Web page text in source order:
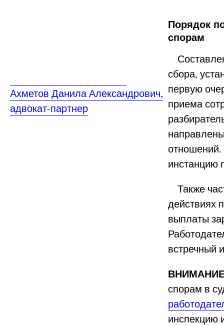
Ахметов Данила Александрович,
адвокат-партнер
Порядок
спорам
сбора,
первую
приема
отношений.
инстанцию
Также
действиях
выплаты
встречный
спорам в
инспекцию